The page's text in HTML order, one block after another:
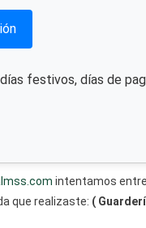
festivos, días de
intentamos
que realizaste: (